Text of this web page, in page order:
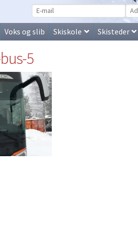
Voks og slib Skiskole Skisteder
5